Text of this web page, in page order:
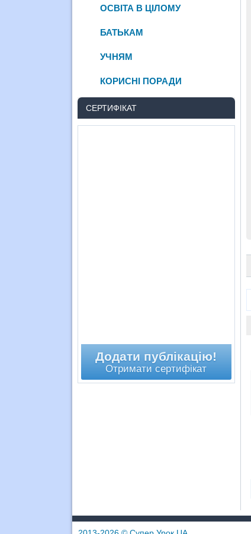
ОСВІТА В ЦІЛОМУ
БАТЬКАМ
УЧНЯМ
КОРИСНІ ПОРАДИ
СЕРТИФІКАТ
Додати публікацію!
Отримати сертифікат